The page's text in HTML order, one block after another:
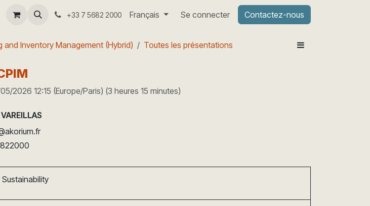
Aide +33 7 5682 2000 Français Se connecter Contactez-nous
and Inventory Management (Hybrid) Toutes les présentations
2026 12:15 (Europe/Paris) (3 heures 15 minutes)